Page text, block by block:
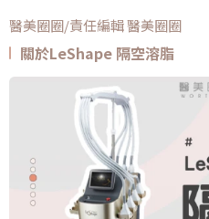
醫美圈圈/責任編輯 醫美圈圈
關於LeShape 隔空溶脂